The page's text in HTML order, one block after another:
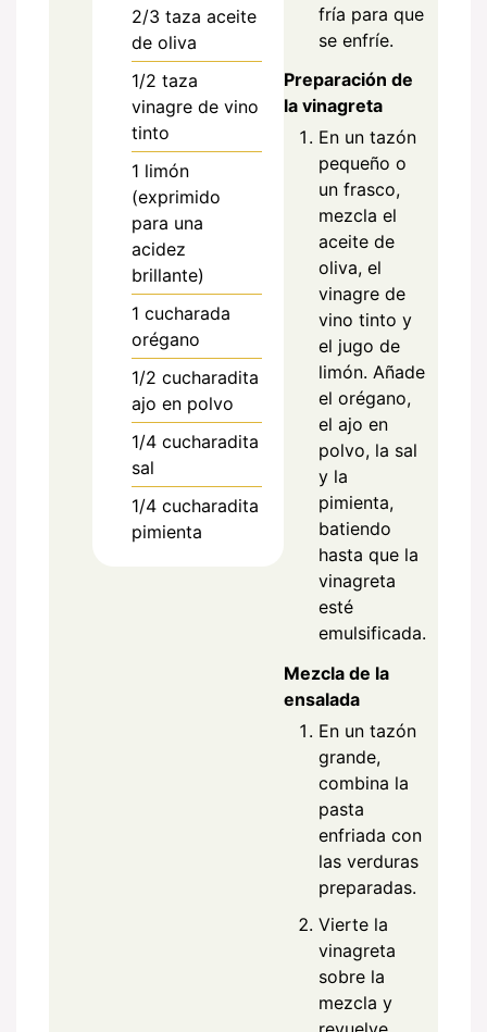
2/3 taza aceite
de oliva
1/2 taza
vinagre de vino
tinto
1 limón
(exprimido
para una
acidez
brillante)
1 cucharada
orégano
1/2 cucharadita
ajo en polvo
1/4 cucharadita
sal
1/4 cucharadita
pimienta
fría para que
se enfríe.
Preparación de
la vinagreta
En un tazón
pequeño o
un frasco,
mezcla el
aceite de
oliva, el
vinagre de
vino tinto y
el jugo de
limón. Añade
el orégano,
el ajo en
polvo, la sal
y la
pimienta,
batiendo
hasta que la
vinagreta
esté
emulsificada.
Mezcla de la
ensalada
En un tazón
grande,
combina la
pasta
enfriada con
las verduras
preparadas.
Vierte la
vinagreta
sobre la
mezcla y